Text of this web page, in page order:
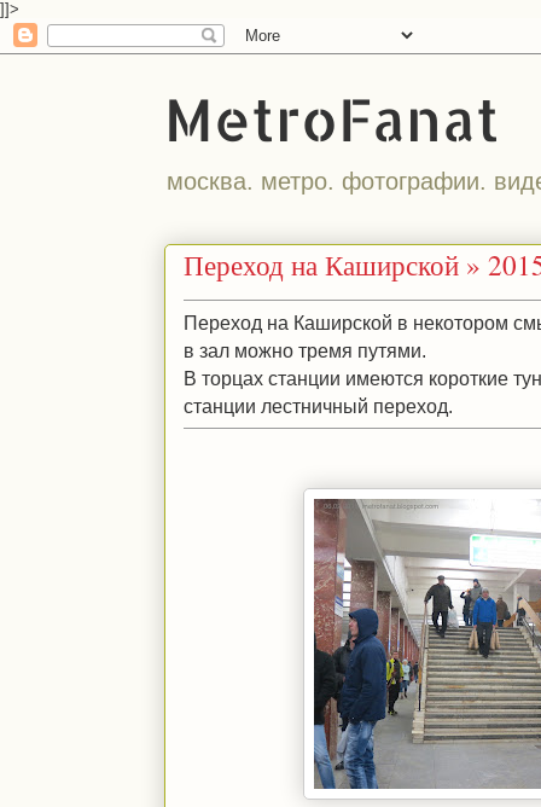
]]>
MetroFanat
москва. метро. фотографии.
Переход на Каширской »
Переход на Каширской в некотором
в зал можно тремя путями.
В торцах станции имеются короткие
станции лестничный переход.